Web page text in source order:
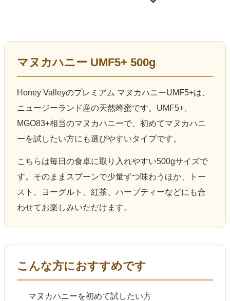
マヌカハニー UMF5+ 500g
Honey Valleyのプレミアム マヌカハニーUMF5+は、
ニュージーランド産の天然蜂蜜です。UMF5+、
MGO83+相当のマヌカハニーで、初めてマヌカハニ
ーを試したい方にも選びやすいタイプです。
こちらは毎日の食卓に取り入れやすい500gサイズで
す。そのままスプーンで少量ずつ味わうほか、トー
スト、ヨーグルト、紅茶、ハーブティーなどにも合
わせてお楽しみいただけます。
こんな方におすすめです
マヌカハニーを初めて試したい方